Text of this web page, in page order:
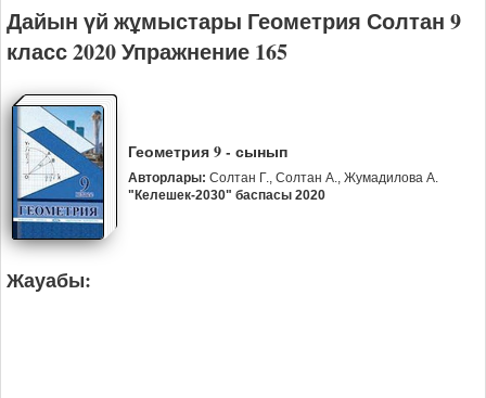
Дайын үй жұмыстары Геометрия Солтан 9
класс 2020 Упражнение 165
Геометрия 9 - сынып
Авторлары: Солтан Г., Солтан А., Жумадилова А.
"Келешек-2030" баспасы 2020
Жауабы: